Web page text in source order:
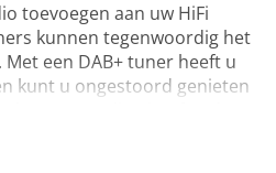
toevoegen aan uw HiFi
kunnen tegenwoordig het
een DAB+ tuner heeft u
kunt u ongestoord genieten
Bij EP: vindt u